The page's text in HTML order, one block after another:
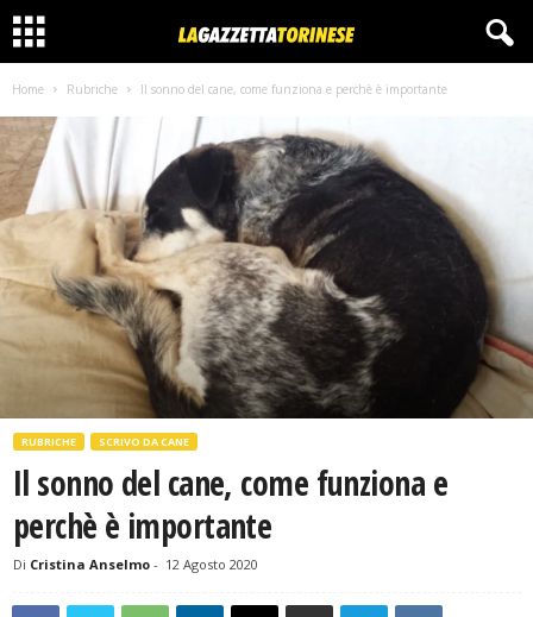
Home Rubriche Il sonno del cane, come funziona e perchè è importante
RUBRICHE SCRIVO DA CANE
Il sonno del cane, come funziona e
perchè è importante
Di Cristina Anselmo - 12 Agosto 2020